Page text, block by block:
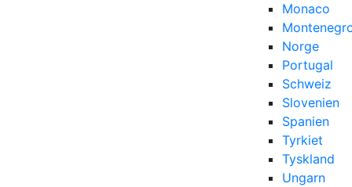
Monaco
Norge
Portugal
Schweiz
Slovenien
Spanien
Tyrkiet
Tyskland
Ungarn